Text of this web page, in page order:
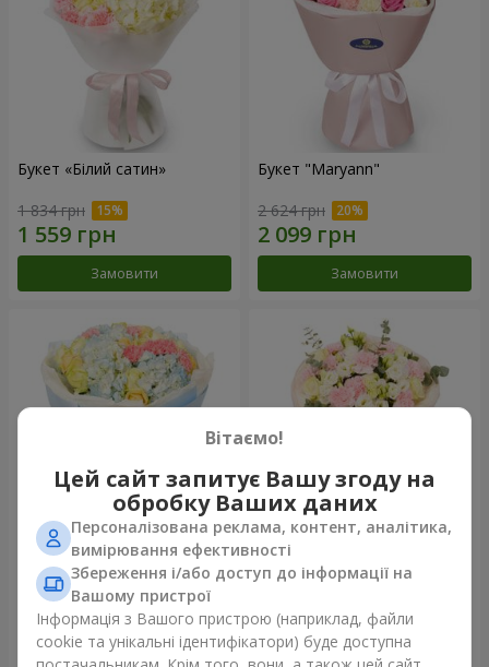
Букет «Білий сатин»
1 834 грн
Замовити
Букет "Maryann"
2 624 грн
Замовити
Букет "Небесна блакить"
5 014 грн
Замовити
Букет "Secret"
Замовити
Вітаємо!
Цей сайт запитує Вашу згоду на
обробку Ваших даних
Персоналізована реклама, контент, аналітика,
вимірювання ефективності
Збереження і/або доступ до інформації на
Вашому пристрої
Інформація з Вашого пристрою (наприклад, файли
cookie та унікальні ідентифікатори) буде доступна